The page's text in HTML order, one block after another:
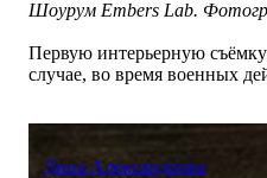
Шоурум Embers Lab.
Первую интерьерную
случае, во время военных
Дина Александрова